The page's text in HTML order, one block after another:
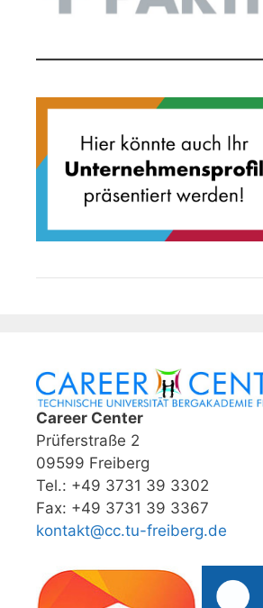
Career Center
Prüferstraße 2
09599 Freiberg
Tel.: +49 3731 39 3302
Fax: +49 3731 39 3367
kontakt@cc.tu-freiberg.de